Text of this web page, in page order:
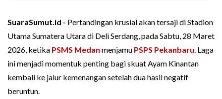
SuaraSumut.id - Pertandingan krusial akan tersaji di Stadion
Utama Sumatera Utara di Deli Serdang, pada Sabtu, 28 Maret
2026, ketika PSMS Medan menjamu PSPS Pekanbaru. Laga
ini menjadi momentuk penting bagi skuat Ayam Kinantan
kembali ke jalur kemenangan setelah dua hasil negatif
beruntun.